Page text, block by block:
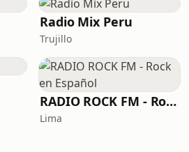
Radio Mix Peru
Trujillo
RADIO ROCK FM - Rock en Español
Lima